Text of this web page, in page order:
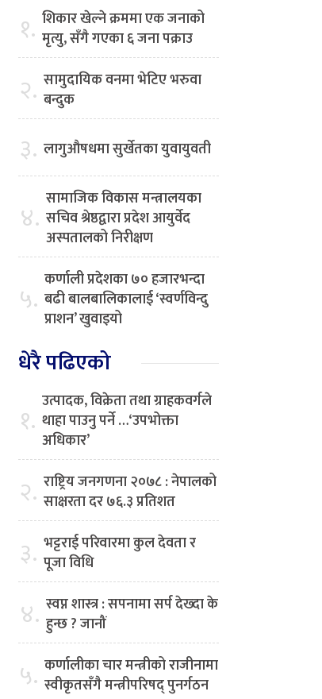
१. शिकार खेल्ने क्रममा एक जनाको
मृत्यु, सँगै गएका ६ जना पक्राउ
२. सामुदायिक वनमा भेटिए भरुवा
बन्दुक
३. लागुऔषधमा सुर्खेतका युवायुवती
४. सामाजिक विकास मन्त्रालयका
सचिव श्रेष्ठद्वारा प्रदेश आयुर्वेद
अस्पतालको निरीक्षण
५. कर्णाली प्रदेशका ७० हजारभन्दा
बढी बालबालिकालाई ‘स्वर्णविन्दु
प्राशन’ खुवाइयो
धेरै पढिएको
१. उत्पादक, विक्रेता तथा ग्राहकवर्गले
थाहा पाउनु पर्ने …‘उपभोक्ता
अधिकार’
२. राष्ट्रिय जनगणना २०७८ : नेपालको
साक्षरता दर ७६.३ प्रतिशत
३. भट्टराई परिवारमा कुल देवता र
पूजा विधि
४. स्वप्न शास्त्र : सपनामा सर्प देख्दा के
हुन्छ ? जानौं
५. कर्णालीका चार मन्त्रीको राजीनामा
स्वीकृतसँगै मन्त्रीपरिषद् पुनर्गठन